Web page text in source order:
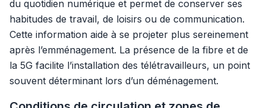
du quotidien numérique et permet de conserver ses
habitudes de travail, de loisirs ou de communication.
Cette information aide à se projeter plus sereinement
après l’emménagement. La présence de la fibre et de
la 5G facilite l’installation des télétravailleurs, un point
souvent déterminant lors d’un déménagement.